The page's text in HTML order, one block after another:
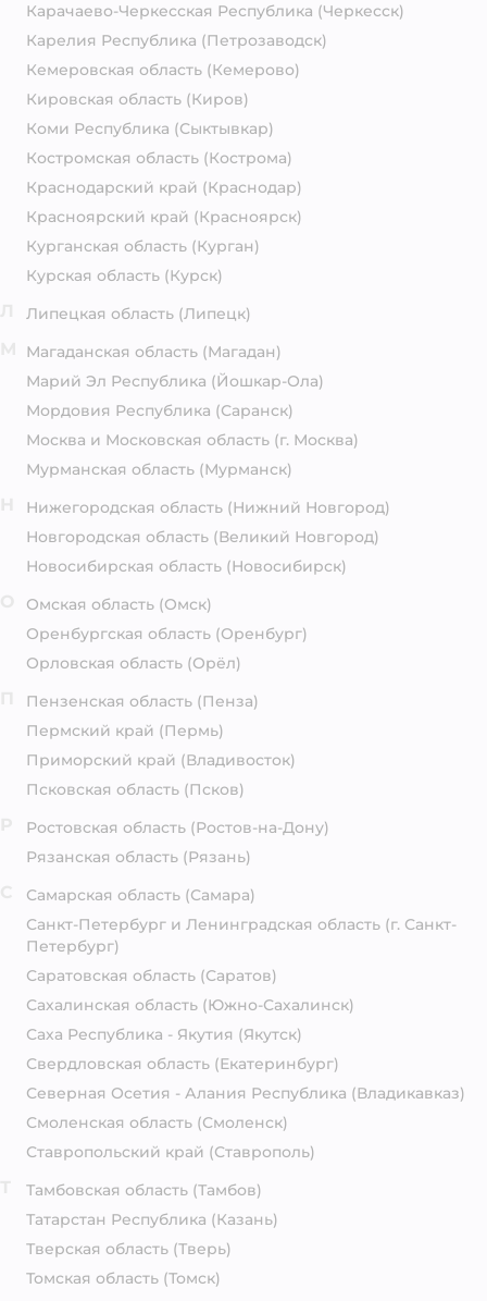
Карачаево-Черкесская Республика (Черкесск)
Карелия Республика (Петрозаводск)
Кемеровская область (Кемерово)
Кировская область (Киров)
Коми Республика (Сыктывкар)
Костромская область (Кострома)
Краснодарский край (Краснодар)
Красноярский край (Красноярск)
Курганская область (Курган)
Курская область (Курск)
Липецкая область (Липецк)
Магаданская область (Магадан)
Марий Эл Республика (Йошкар-Ола)
Мордовия Республика (Саранск)
Москва и Московская область (г. Москва)
Мурманская область (Мурманск)
Нижегородская область (Нижний Новгород)
Новгородская область (Великий Новгород)
Новосибирская область (Новосибирск)
Омская область (Омск)
Оренбургская область (Оренбург)
Орловская область (Орёл)
Пензенская область (Пенза)
Пермский край (Пермь)
Приморский край (Владивосток)
Псковская область (Псков)
Ростовская область (Ростов-на-Дону)
Рязанская область (Рязань)
Самарская область (Самара)
Санкт-Петербург и Ленинградская область (г. Санкт-
Петербург)
Саратовская область (Саратов)
Сахалинская область (Южно-Сахалинск)
Саха Республика - Якутия (Якутск)
Свердловская область (Екатеринбург)
Северная Осетия - Алания Республика (Владикавказ)
Смоленская область (Смоленск)
Ставропольский край (Ставрополь)
Тамбовская область (Тамбов)
Татарстан Республика (Казань)
Тверская область (Тверь)
Томская область (Томск)